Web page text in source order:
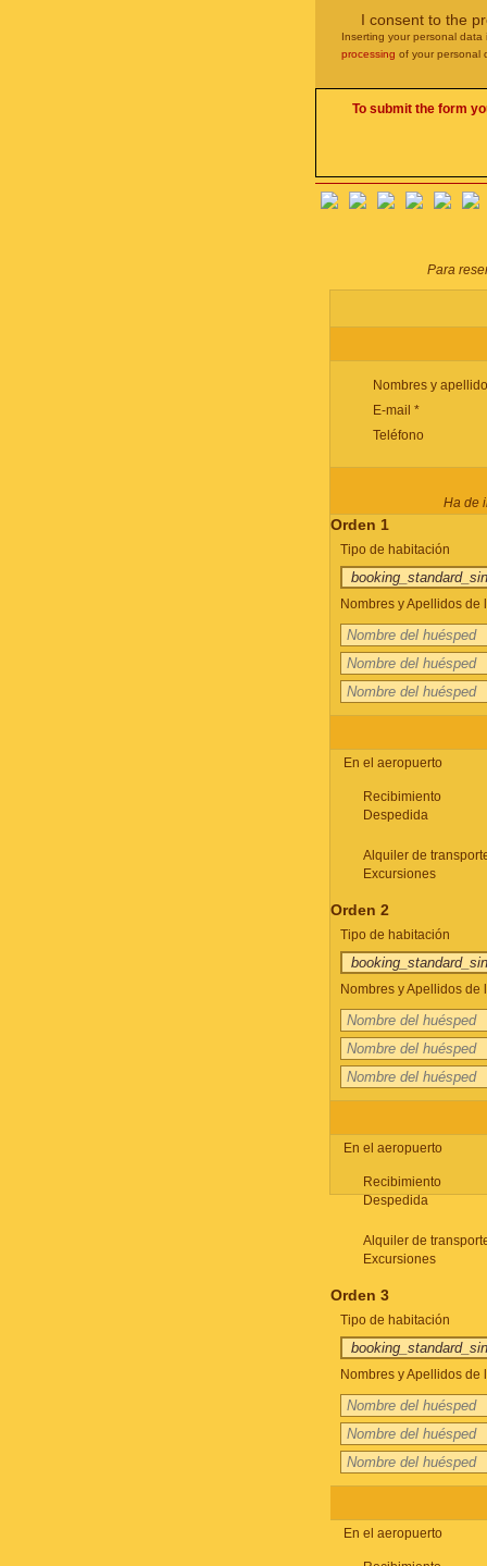
I consent to the
Inserting your personal
processing of your personal
To submit the form
Para
Nombres y
E-mail *
Teléfono
Ha de
Orden 1
Tipo de habitación
Nombres y Apellidos
En el aeropuerto
Recibimiento
Despedida
Alquiler de
Excursiones
Orden 2
Tipo de habitación
Nombres y Apellidos
En el aeropuerto
Recibimiento
Despedida
Alquiler de
Excursiones
Orden 3
Tipo de habitación
Nombres y Apellidos
En el aeropuerto